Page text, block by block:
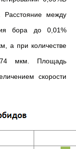
Расстояние между
бора до 0,01%
а при количестве
мкм. Площадь
скорости